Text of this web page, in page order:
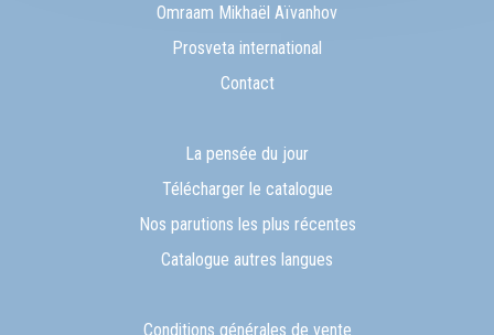
Omraam Mikhaël Aïvanhov
Prosveta international
Contact
La pensée du jour
Télécharger le catalogue
Nos parutions les plus récentes
Catalogue autres langues
Conditions générales de vente